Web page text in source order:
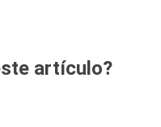
artículo?